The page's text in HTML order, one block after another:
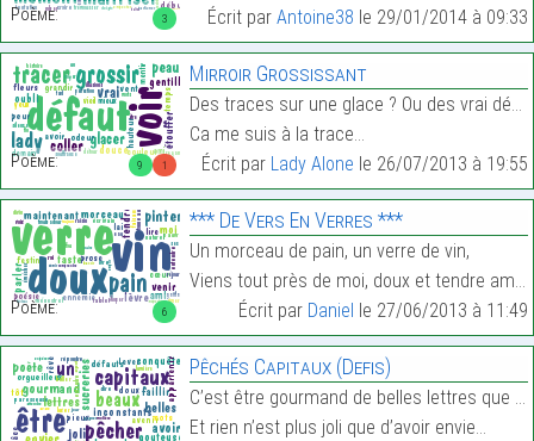
3
Poème:
Écrit par Antoine38 le 29/01/2014 à 09:33
9 1
Poème:
Mirroir Grossissant
Des traces sur une glace ? Ou des vrai défauts ?
Ca me suis à la trace…
Écrit par Lady Alone le 26/07/2013 à 19:55
6
Poème:
*** De Vers En Verres ***
Un morceau de pain, un verre de vin,
Viens tout près de moi, doux et tendre ami,…
Écrit par Daniel le 27/06/2013 à 11:49
Pêchés Capitaux (Defis)
C’est être gourmand de belles lettres que d’être p
Et rien n’est plus joli que d’avoir envie…